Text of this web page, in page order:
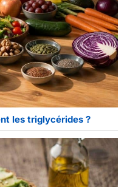
les triglycérides ?